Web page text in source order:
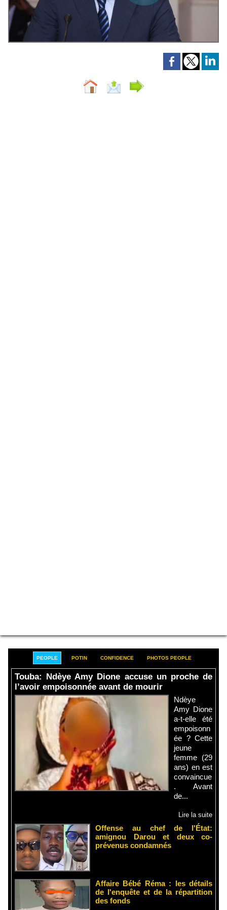
PEOPLE POTIN CONFIDENCE PHOTOS PEOPLE
Touba: Ndèye Amy Dione accuse un proche de
l’avoir empoisonnée avant de mourir
Ndèye
Amy Dione
a-t-elle été
empoisonn
ée ? Cette
jeune
femme (29
ans) en est
convaincue
. Avant
de...
Lire la suite
Offense au chef de l'État:
amignou Darou et deux co-
prévenus condamnés
Affaire Bébé Réma : les détails
de l'enquête et de la répartition
des fonds